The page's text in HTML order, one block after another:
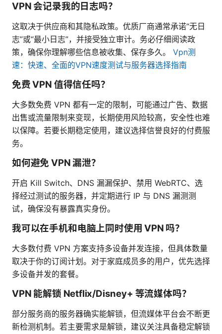
VPN 会记录我的日志吗？
这取决于供应商和其隐私政策。优质厂商通常承诺“无日
志”或“最小日志”，并接受独立审计。务必仔细阅读政
策，确保你理解哪些信息被收集、保存多久。 Vpn测
速：快速、全面的VPN速度测试与服务器选择指南
免费 VPN 值得信任吗？
大多数免费 VPN 都有一定的限制，可能通过广告、数据
出售或流量限制来变现，长期使用风险较高，安全性也难
以保障。若要长期稳定使用，建议选择信誉良好的付费服
务。
如何避免 VPN 漏泄？
开启 Kill Switch、DNS 漏漏保护、禁用 WebRTC、选
择经过测试的服务器，并定期进行 IP 与 DNS 漏测测
试，确保没有暴露真实身份。
我可以在手机和电脑上同时使用 VPN 吗？
大多数付费 VPN 方案支持多设备并发连接，但具体数量
取决于你的订阅计划。对于家庭成员多的用户，优先选择
多设备并发的套餐。
VPN 能解锁 Netflix/Disney+ 等流媒体吗？
部分服务商的服务器确实能解锁，但流媒体平台会不断更
新检测机制。若主要需求是解锁，建议关注具备稳定解锁